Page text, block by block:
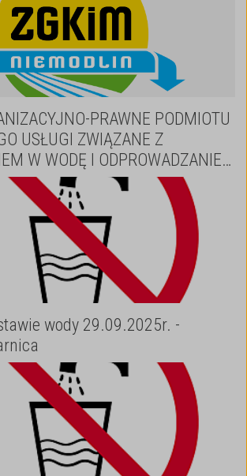
PRAWNE PODMIOTU
USŁUGI ZWIĄZANE Z
W WODĘ I ODPROWADZANIEM
wody 29.09.2025r. -